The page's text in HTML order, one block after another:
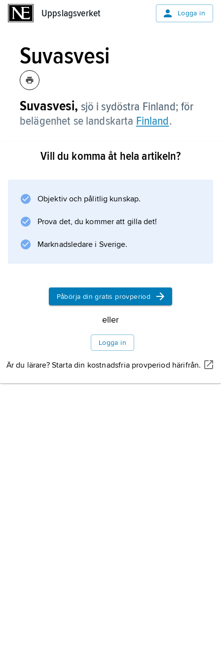
Uppslagsverket Logga in
Suvasvesi
Suvasvesi, sjö i sydöstra Finland; för
belägenhet se landskarta Finland.
Vill du komma åt hela artikeln?
Objektiv och pålitlig kunskap.
Prova det, du kommer att gilla det!
Marknadsledare i Sverige.
Påbörja din gratis provperiod
eller
Logga in
Är du lärare? Starta din kostnadsfria provperiod härifrån.